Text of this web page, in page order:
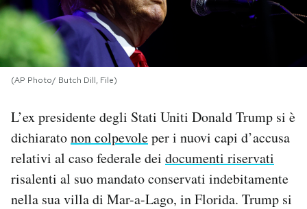
I MIEI PREFERITI
SHOP
CALENDARIO
Area Personale
(AP Photo/ Butch Dill, File)
L’ex presidente degli Stati Uniti Donald Trump si è
dichiaratonon colpevoleper i nuovi capi d’accusa
relativi al caso federale dei documenti riservati
risalenti al suo mandato conservati indebitamente
nella sua villa di Mar-a-Lago, in Florida. Trump si